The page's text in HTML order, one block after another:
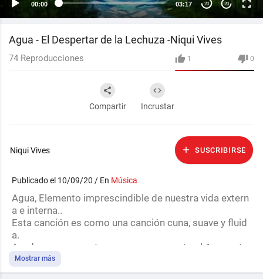
00:00 03:17 20 20
Agua - El Despertar de la Lechuza -Niqui Vives
1 0
74 Reproducciones
Compartir Incrustar
Niqui Vives SUSCRIBIRSE
Publicado el 10/09/20 / En Música
Agua, Elemento imprescindible de nuestra vida extern
a e interna..
Esta canción es como una canción cuna, suave y fluid
a.
Ayuda a recuperar traumas con respecto al Agua, y ta
mbién te pone en contacto con tu movimiento interno,
aportando paz , y recogimiento..
Mostrar más